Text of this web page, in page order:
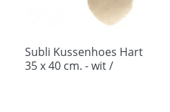
Subli Kussenhoes Hart
35 x 40 cm. - wit /